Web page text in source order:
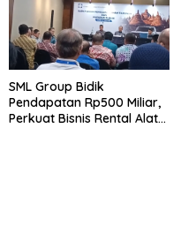
SML Group Bidik
Pendapatan Rp500 Miliar,
Perkuat Bisnis Rental Alat